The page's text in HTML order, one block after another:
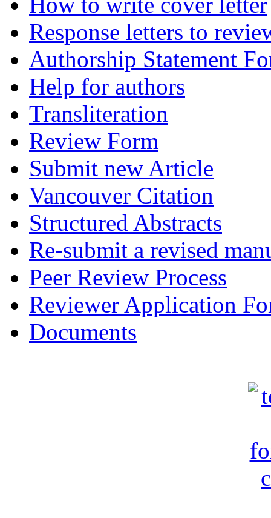
Response letters to
Authorship Statement
Help for authors
Transliteration
Review Form
Submit new Article
Vancouver Citation
Structured Abstracts
Re-submit a revised
Peer Review Process
Reviewer Application
Documents